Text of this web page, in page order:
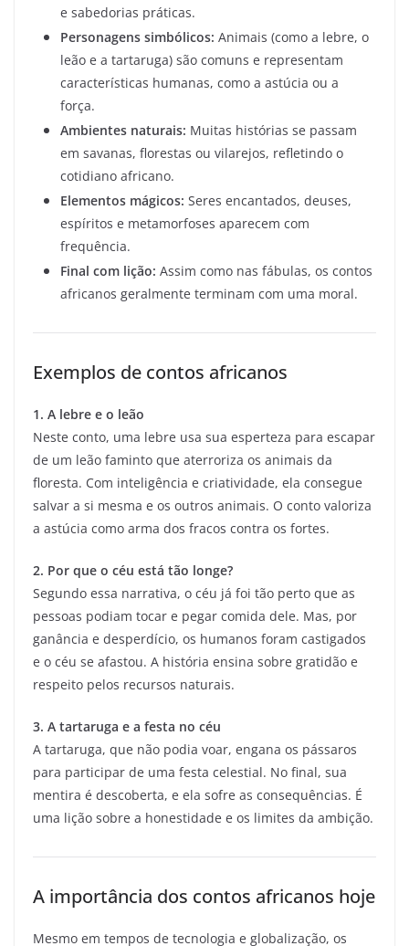
e sabedorias práticas.
Personagens simbólicos: Animais (como a lebre, o
leão e a tartaruga) são comuns e representam
características humanas, como a astúcia ou a
força.
Ambientes naturais: Muitas histórias se passam
em savanas, florestas ou vilarejos, refletindo o
cotidiano africano.
Elementos mágicos: Seres encantados, deuses,
espíritos e metamorfoses aparecem com
frequência.
Final com lição: Assim como nas fábulas, os contos
africanos geralmente terminam com uma moral.
Exemplos de contos africanos
1. A lebre e o leão
Neste conto, uma lebre usa sua esperteza para escapar
de um leão faminto que aterroriza os animais da
floresta. Com inteligência e criatividade, ela consegue
salvar a si mesma e os outros animais. O conto valoriza
a astúcia como arma dos fracos contra os fortes.
2. Por que o céu está tão longe?
Segundo essa narrativa, o céu já foi tão perto que as
pessoas podiam tocar e pegar comida dele. Mas, por
ganância e desperdício, os humanos foram castigados
e o céu se afastou. A história ensina sobre gratidão e
respeito pelos recursos naturais.
3. A tartaruga e a festa no céu
A tartaruga, que não podia voar, engana os pássaros
para participar de uma festa celestial. No final, sua
mentira é descoberta, e ela sofre as consequências. É
uma lição sobre a honestidade e os limites da ambição.
A importância dos contos africanos hoje
Mesmo em tempos de tecnologia e globalização, os